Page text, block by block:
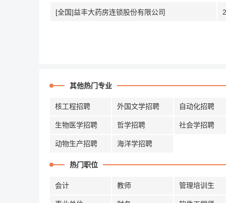
[全国]益丰大药房连锁股份有限公司
其他热门专业
核工程招聘 外国文学招聘 自动化招聘
生物医学招聘 哲学招聘 社会学招聘
动物生产招聘 海洋学招聘
热门职位
会计 教师 管理培训生